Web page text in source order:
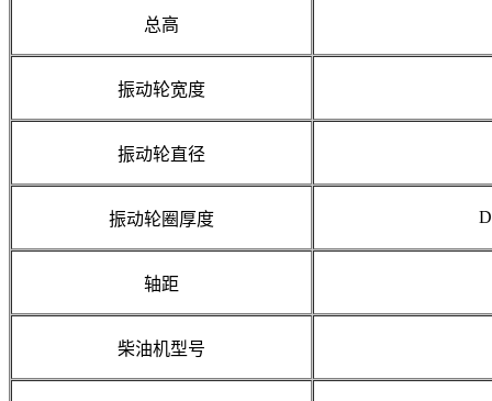
总高
振动轮宽度
振动轮直径
振动轮圈厚度
轴距
柴油机型号